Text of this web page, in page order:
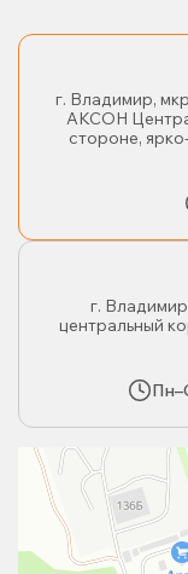
г. Владимир,
АКСОН
стороне,
г.
центральный